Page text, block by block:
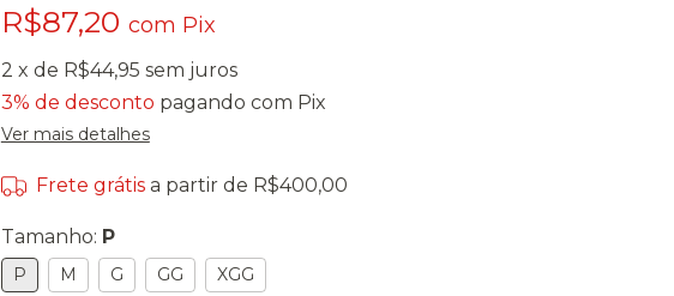
R$87,20 com Pix
2 x de R$44,95 sem juros
3% de desconto pagando com Pix
Ver mais detalhes
Frete grátis a partir de R$400,00
Tamanho: P
P M G GG XGG